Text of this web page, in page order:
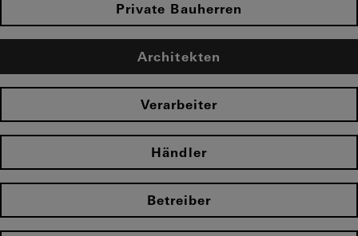
Private Bauherren
Architekten
Verarbeiter
Händler
Betreiber